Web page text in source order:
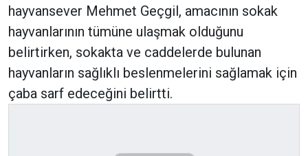
hayvansever Mehmet Geçgil, amacının sokak
hayvanlarının tümüne ulaşmak olduğunu
belirtirken, sokakta ve caddelerde bulunan
hayvanların sağlıklı beslenmelerini sağlamak için
çaba sarf edeceğini belirtti.